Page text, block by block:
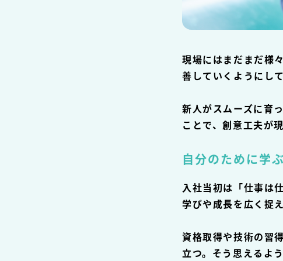
現場にはまだまだ様
善していくようにして
新人がスムーズに育
ことで、創意工夫が
自分のために学
入社当初は「仕事は
学びや成長を広く捉
資格取得や技術の習
立つ。そう思えるよ